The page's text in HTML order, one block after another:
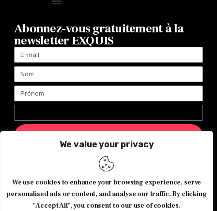
We value your privacy
We use cookies to enhance your browsing experience, serve
personalised ads or content, and analyse our traffic. By clicking
"Accept All", you consent to our use of cookies.
Abonnez-vous gratuitement à la
newsletter EXQUIS
Magazine Exquis© 2026 Tous droits réservés -Made with ♥️
byAgence de communication JOUR J